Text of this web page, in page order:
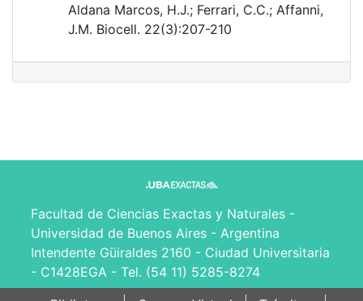
Aldana Marcos, H.J.; Ferrari, C.C.; Affanni,
J.M. Biocell. 22(3):207-210
Facultad de Ciencias Exactas y Naturales -
Universidad de Buenos Aires - Argentina
Intendente Güiraldes 2160 - Ciudad Universitaria
- C1428EGA - Tel. (54 11) 5285-8274